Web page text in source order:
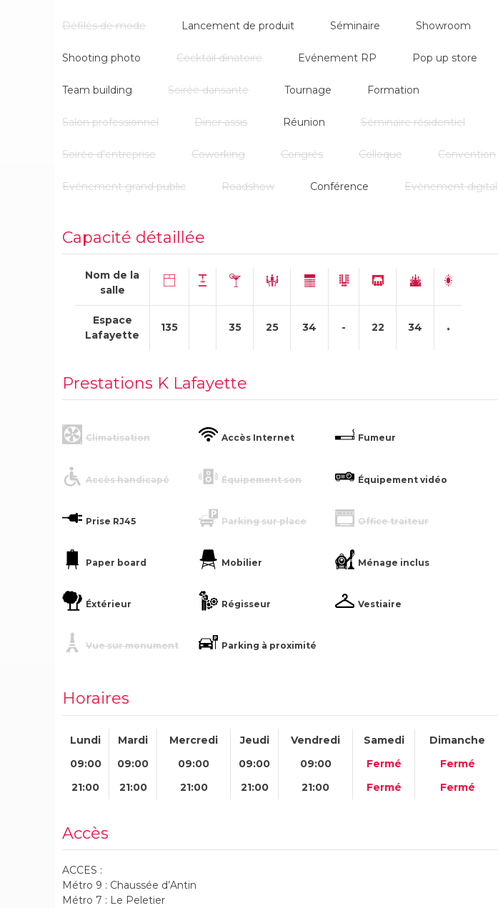
Salon complémentaire de 8-10 personnes situé à proximité du patio et du double salon
Le Patio
Défilés de mode Lancement de produit Séminaire Showroom
Shooting photo Cocktail dînatoire Evénement RP Pop up store
Team building Soirée dansante Tournage Formation
Salon professionnel Diner assis Réunion Séminaire résidentiel
Soirée d'entreprise Coworking Congrés Colloque Convention
Evénement grand public Roadshow Conférence Evènement digital
Capacité détaillée
Nom de la
salle
Espace
Lafayette
135 35 25 34 - 22 34
Prestations K Lafayette
Climatisation Accès Internet Fumeur
Accès handicapé Équipement son Équipement vidéo
Prise RJ45 Parking sur place Office traiteur
Paper board Mobilier Ménage inclus
Éxtérieur Régisseur Vestiaire
Vue sur monument Parking à proximité
Horaires
Lundi Mardi Mercredi Jeudi Vendredi Samedi
Dimanche
09:00
09:00 09:00 09:00 09:00 Fermé
Fermé
21:00
21:00 21:00 21:00 21:00 Fermé Fermé
Accès
ACCES :
Métro 9 : Chaussée d’Antin
Métro 7 : Le Peletier